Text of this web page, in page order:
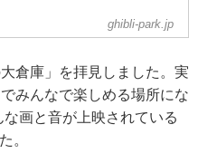
ghibli-park.jp
倉庫」を拝見しました。実
みんなで楽しめる場所にな
画と音が上映されている
。